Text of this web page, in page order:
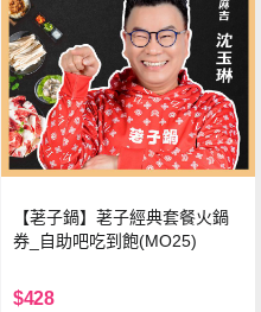
【荖子鍋】荖子經典套餐火鍋
券_自助吧吃到飽(MO25)
$428